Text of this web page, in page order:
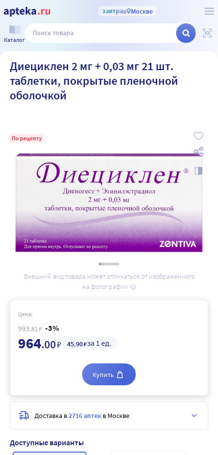
завтрав Москве
Каталог
Диециклен 2 мг + 0,03 мг 21 шт.
таблетки, покрытые пленочной
оболочкой
По рецепту
Внешний вид товара может отличаться от изображённого
на фотографии
Доступные варианты
Цена:
993.81 ₽ 3
964.00₽ 45.90₽за 1 ед.
Купить
Доставка в2716 аптек в Москве